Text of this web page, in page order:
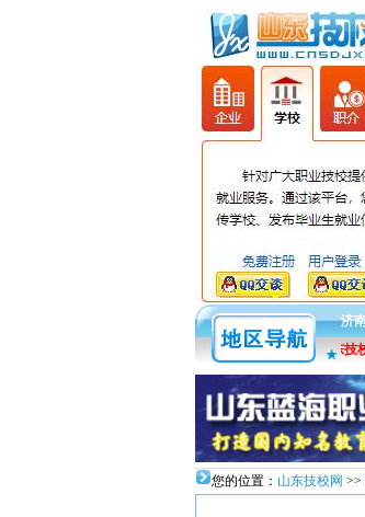
济
★
通告：关于山东技校网
您的位置： 山东技校网 >>